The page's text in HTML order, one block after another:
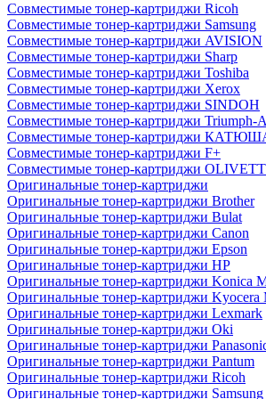
Совместимые тонер-картриджи Ricoh
Совместимые тонер-картриджи Samsung
Совместимые тонер-картриджи AVISION
Совместимые тонер-картриджи Sharp
Совместимые тонер-картриджи Toshiba
Совместимые тонер-картриджи Xerox
Совместимые тонер-картриджи SINDOH
Совместимые тонер-картриджи Triumph-
Совместимые тонер-картриджи
Совместимые тонер-картриджи F+
Совместимые тонер-картриджи
Оригинальные тонер-картриджи
Оригинальные тонер-картриджи Brother
Оригинальные тонер-картриджи Bulat
Оригинальные тонер-картриджи Canon
Оригинальные тонер-картриджи Epson
Оригинальные тонер-картриджи HP
Оригинальные тонер-картриджи Konica
Оригинальные тонер-картриджи Kyocera
Оригинальные тонер-картриджи Lexmark
Оригинальные тонер-картриджи Oki
Оригинальные тонер-картриджи
Оригинальные тонер-картриджи Pantum
Оригинальные тонер-картриджи Ricoh
Оригинальные тонер-картриджи Samsung